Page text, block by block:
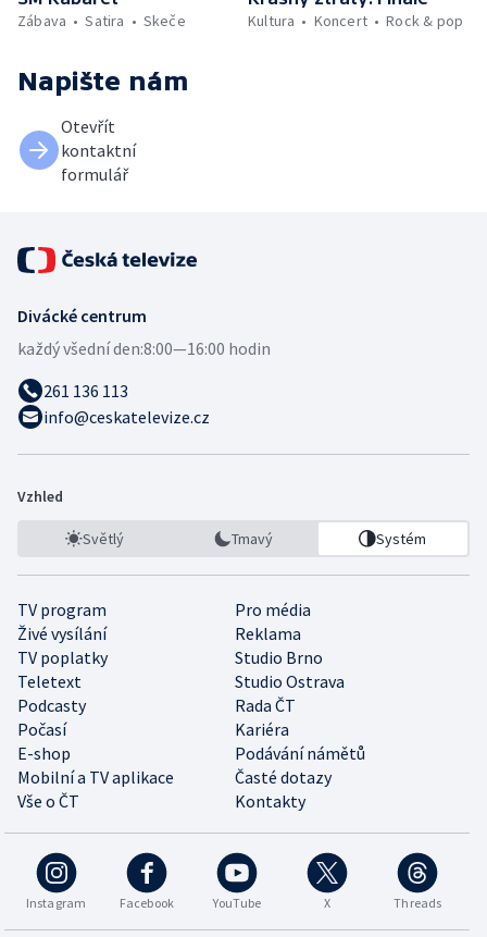
Zábava
Satira Skeče
Kultura
Koncert Rock & pop
Napište nám
Otevřít
kontaktní
formulář
Divácké centrum
každý všední den:8:00—16:00 hodin
261 136 113
info@ceskatelevize.cz
Vzhled
Světlý Tmavý Systém
TV program
Pro média
Živé vysílání
Reklama
TV poplatky
Studio Brno
Teletext
Studio Ostrava
Podcasty
Rada ČT
Počasí
Kariéra
E-shop
Podávání námětů
Mobilní a TV aplikace
Časté dotazy
Vše o ČT
Kontakty
Instagram Facebook YouTube X Threads